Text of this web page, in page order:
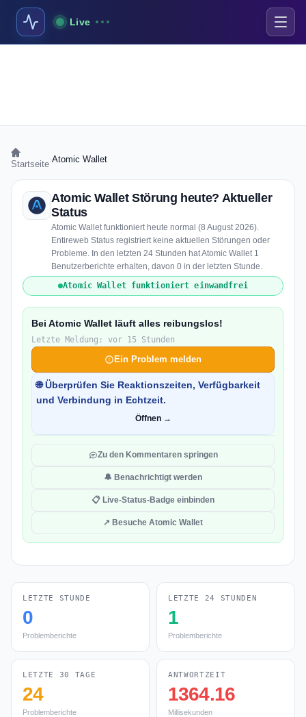
Live
Startseite Atomic Wallet
Atomic Wallet Störung heute? Aktueller
Status
Atomic Wallet funktioniert heute normal (8 August 2026).
Entireweb Status registriert keine aktuellen Störungen oder
Probleme. In den letzten 24 Stunden hat Atomic Wallet 1
Benutzerberichte erhalten, davon 0 in der letzten Stunde.
Atomic Wallet funktioniert einwandfrei
Bei Atomic Wallet läuft alles reibungslos!
Letzte Meldung: vor 15 Stunden
Ein Problem melden
🌐 Überprüfen Sie Reaktionszeiten, Verfügbarkeit
und Verbindung in Echtzeit.
Öffnen →
Zu den Kommentaren springen
🔔 Benachrichtigt werden
📋 Live-Status-Badge einbinden
↗ Besuche Atomic Wallet
LETZTE STUNDE
0
Problemberichte
LETZTE 24 STUNDEN
1
Problemberichte
LETZTE 30 TAGE
24
Problemberichte
ANTWORTZEIT
1364.16
Millisekunden